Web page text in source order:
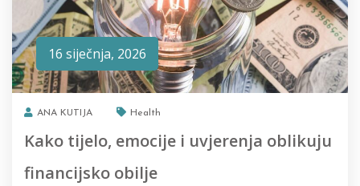
16 siječnja, 2026
ANA KUTIJA Health
Kako tijelo, emocije i uvjerenja oblikuju
financijsko obilje